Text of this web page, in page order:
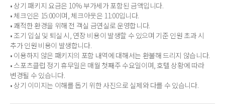
• 상기 패키지 요금은 10% 부가세가 포함된 금액입니다.
• 체크인은 15:00이며, 체크아웃은 11:00입니다.
• 쾌적한 환경을 위해 전 객실 금연실로 운영합니다.
• 조기 입실 및 퇴실 시, 연장 비용이 발생할 수 있으며 기준 인원 초과 시
추가 인원 비용이 발생합니다.
• 이용하지 않은 패키지의 포함 내역에 대해서는 환불해 드리지 않습니다.
• 스포츠클럽 정기 휴무일은 매월 첫째주 수요일이며, 호텔 상황에 따라
변경될 수 있습니다.
• 상기 이미지는 이해를 돕기 위한 사진으로 실제와 다를 수 있습니다.